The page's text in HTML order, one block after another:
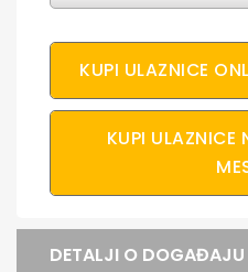
KUPI ULAZNICE
KUPI ULAZNICE
DETALJI O DOGAĐAJU